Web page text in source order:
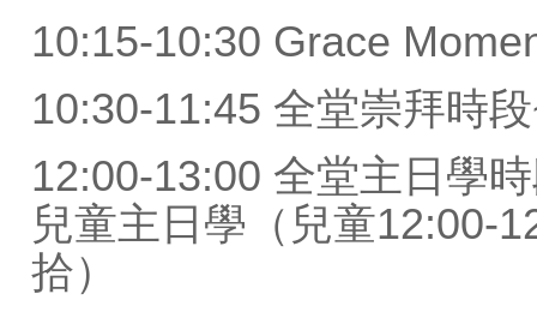
10:15-10:30 Grace
10:30-11:45 全堂崇拜時
12:00-13:00 全堂主日學
兒童主日學（兒童12:00-
拾）